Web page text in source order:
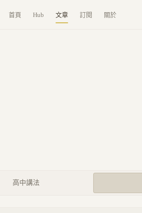
首頁 Hub 文章 訂閱 關於
高中講法